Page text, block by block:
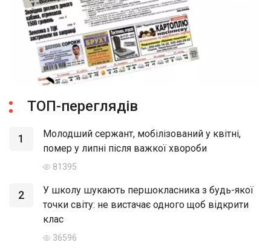
ТОП-переглядів
1
Молодший сержант, мобілізований у квітні,
помер у липні після важкої хвороби
81395
2
У школу шукають першокласника з будь-якої
точки світу: не вистачає одного щоб відкрити
клас
36596